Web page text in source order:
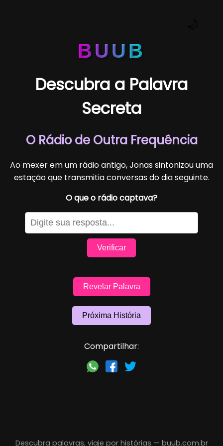
BUUB
Descubra a Palavra
Secreta
O Rádio de Outra Frequência
Ao mexer em um rádio antigo, Jonas sintonizou uma
estação que transmitia conversas do dia seguinte.
O que o rádio captava?
Verificar
Revelar Palavra
Próxima História
Compartilhar:
Descubra palavras, viaje por histórias — buub.com.br